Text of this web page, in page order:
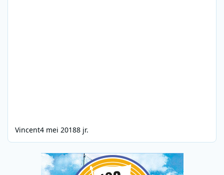
Vincent4 mei 20188 jr.